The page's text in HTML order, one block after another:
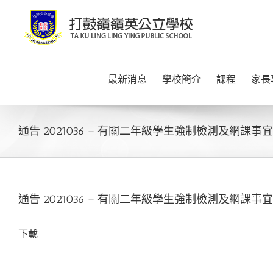
content
最新消息 學校簡介 課程 家
通告 2021036 – 有關二年級學生強制檢測及網課事宜
通告 2021036 – 有關二年級學生強制檢測及網課事宜
下載